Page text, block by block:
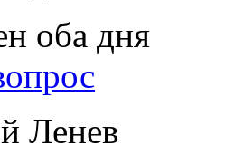
оба дня
Ленев